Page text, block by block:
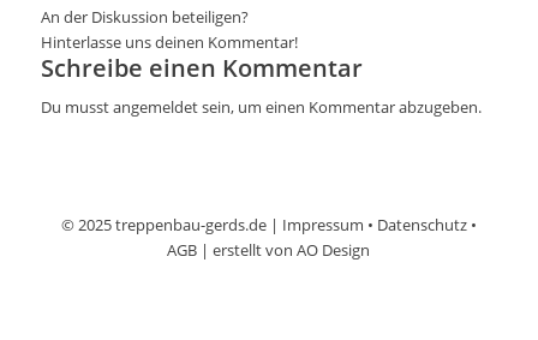
An der Diskussion beteiligen?
Hinterlasse uns deinen Kommentar!
Schreibe einen Kommentar
Du musstangemeldetsein, um einen Kommentar abzugeben.
© 2025 treppenbau-gerds.de | Impressum • Datenschutz•
AGB | erstellt vonAO Design